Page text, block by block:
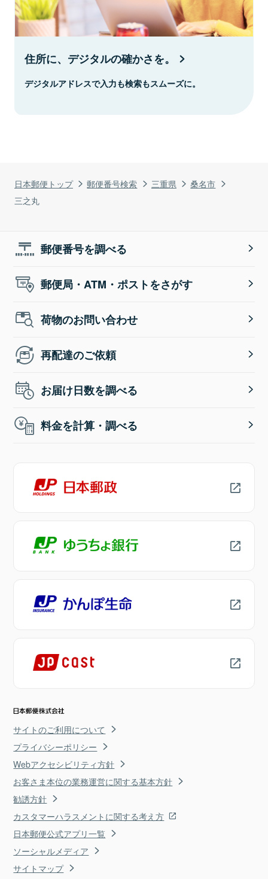
日本郵便トップ 郵便番号検索 三重県
桑名市
三之丸
住所に、デジタルの確かさを。
デジタルアドレスで入力も検索もスムーズに。
郵便番号を調べる
郵便局・ATM・ポストをさがす
荷物のお問い合わせ
再配達のご依頼
お届け日数を調べる
料金を計算・調べる
サイトのご利用について
プライバシーポリシー
Webアクセシビリティ方針
お客さま本位の業務運営に関する基本方針
勧誘方針
カスタマーハラスメントに関する考え方
日本郵便公式アプリ一覧
ソーシャルメディア
サイトマップ